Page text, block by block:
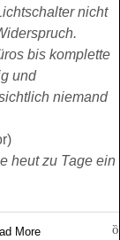
nicht
bis komplette
und
niemand
heut zu Tage ein
More